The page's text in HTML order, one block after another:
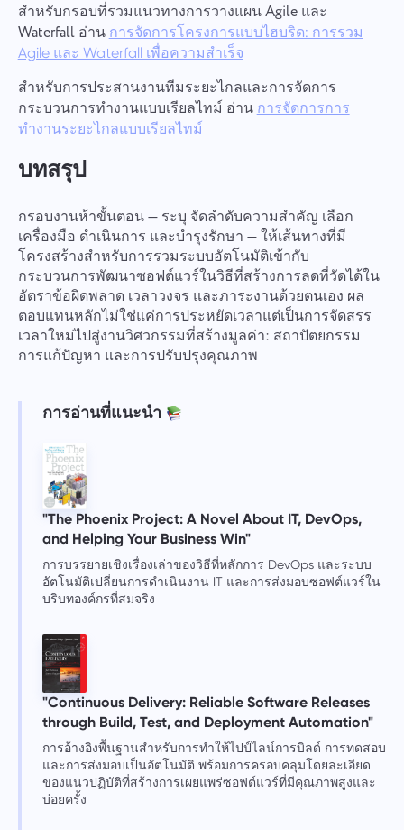
สำหรับกรอบที่รวมแนวทางการวางแผน Agile และ
Waterfall อ่านการจัดการโครงการแบบไฮบริด: การรวม
Agile และ Waterfall เพื่อความสำเร็จ
สำหรับการประสานงานทีมระยะไกลและการจัดการ
กระบวนการทำงานแบบเรียลไทม์ อ่านการจัดการการ
ทำงานระยะไกลแบบเรียลไทม์
บทสรุป
กรอบงานห้าขั้นตอน — ระบุ จัดลำดับความสำคัญ เลือก
เครื่องมือ ดำเนินการ และบำรุงรักษา — ให้เส้นทางที่มี
โครงสร้างสำหรับการรวมระบบอัตโนมัติเข้ากับ
กระบวนการพัฒนาซอฟต์แวร์ในวิธีที่สร้างการลดที่วัดได้ใน
อัตราข้อผิดพลาด เวลาวงจร และภาระงานด้วยตนเอง ผล
ตอบแทนหลักไม่ใช่แค่การประหยัดเวลาแต่เป็นการจัดสรร
เวลาใหม่ไปสู่งานวิศวกรรมที่สร้างมูลค่า: สถาปัตยกรรม
การแก้ปัญหา และการปรับปรุงคุณภาพ
การอ่านที่แนะนำ
"The Phoenix Project: A Novel About IT, DevOps,
and Helping Your Business Win"
การบรรยายเชิงเรื่องเล่าของวิธีที่หลักการ DevOps และระบบ
อัตโนมัติเปลี่ยนการดำเนินงาน IT และการส่งมอบซอฟต์แวร์ใน
บริบทองค์กรที่สมจริง
"Continuous Delivery: Reliable Software Releases
through Build, Test, and Deployment Automation"
การอ้างอิงพื้นฐานสำหรับการทำให้ไปป์ไลน์การบิลด์ การทดสอบ
และการส่งมอบเป็นอัตโนมัติ พร้อมการครอบคลุมโดยละเอียด
ของแนวปฏิบัติที่สร้างการเผยแพร่ซอฟต์แวร์ที่มีคุณภาพสูงและ
บ่อยครั้ง